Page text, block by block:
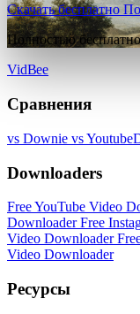
Скачать бесплатно
Полностью
VidBee
Сравнения
vs Downie vs
Downloaders
Free YouTube Video
DownloaderFree
Video Downloader
Video Downloader
Ресурсы